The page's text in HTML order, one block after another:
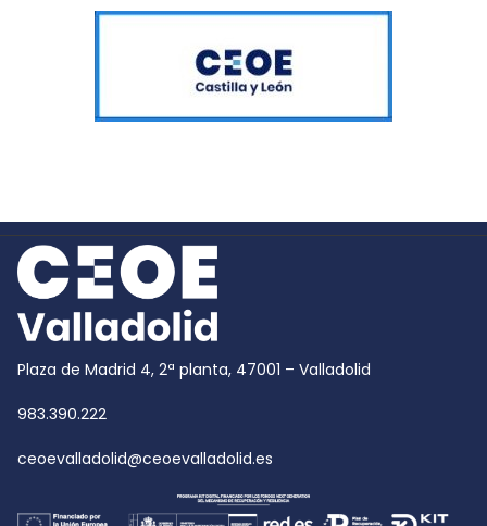
Plaza de Madrid 4, 2ª planta, 47001 – Valladolid
983.390.222
ceoevalladolid@ceoevalladolid.es